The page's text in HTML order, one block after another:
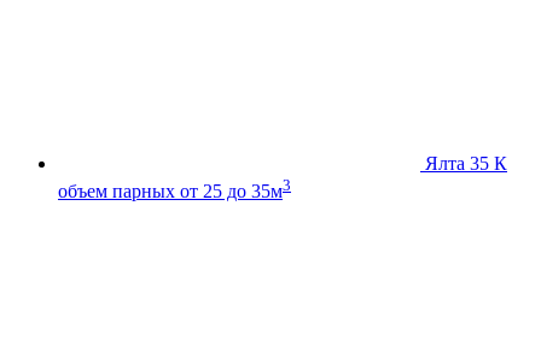
Ялта 35 К
объем парных от 25 до 35м3